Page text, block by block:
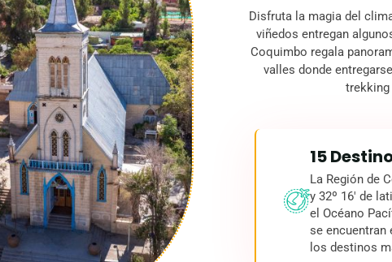
Disfruta la magia del
viñedos entregan
Coquimbo regala
valles donde
trekking
15
La Región de
y 32º 16' de
el Océano
se encuentran
los destinos